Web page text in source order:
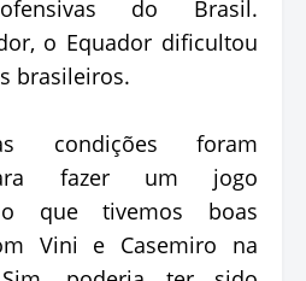
do Brasil.
o Equador dificultou
brasileiros.
condições foram
fazer um jogo
que tivemos boas
Vini e Casemiro na